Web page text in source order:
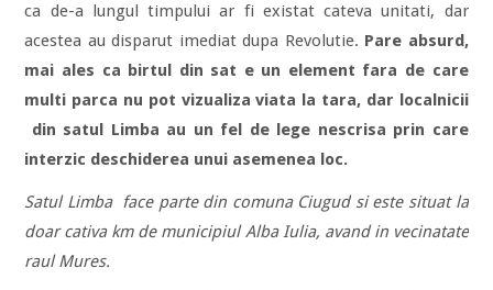
ca de-a lungul timpului ar fi existat cateva unitati, dar
acestea au disparut imediat dupa Revolutie. Pare absurd,
mai ales ca birtul din sat e un element fara de care
multi parca nu pot vizualiza viata la tara, dar localnicii
din satul Limba au un fel de lege nescrisa prin care
interzic deschiderea unui asemenea loc.
Satul Limba face parte din comuna Ciugud si este situat la
doar cativa km de municipiul Alba Iulia, avand in vecinatate
raul Mures.